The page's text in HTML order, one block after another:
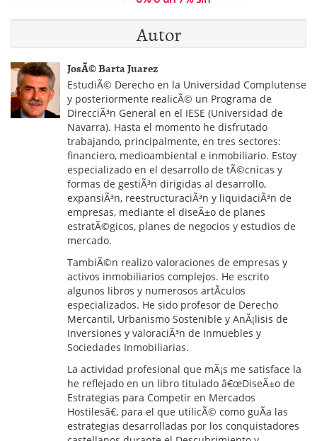
Autor
JosÃ© Barta Juarez
EstudiÃ© Derecho en la Universidad Complutense
y posteriormente realicÃ© un Programa de
DirecciÃ³n General en el IESE (Universidad de
Navarra). Hasta el momento he disfrutado
trabajando, principalmente, en tres sectores:
financiero, medioambiental e inmobiliario. Estoy
especializado en el desarrollo de tÃ©cnicas y
formas de gestiÃ³n dirigidas al desarrollo,
expansiÃ³n, reestructuraciÃ³n y liquidaciÃ³n de
empresas, mediante el diseÃ±o de planes
estratÃ©gicos, planes de negocios y estudios de
mercado.
TambiÃ©n realizo valoraciones de empresas y
activos inmobiliarios complejos. He escrito
algunos libros y numerosos artÃ­culos
especializados. He sido profesor de Derecho
Mercantil, Urbanismo Sostenible y AnÃ¡lisis de
Inversiones y valoraciÃ³n de Inmuebles y
Sociedades Inmobiliarias.
La actividad profesional que mÃ¡s me satisface la
he reflejado en un libro titulado â€œDiseÃ±o de
Estrategias para Competir en Mercados
Hostilesâ€, para el que utilicÃ© como guÃ­a las
estrategias desarrolladas por los conquistadores